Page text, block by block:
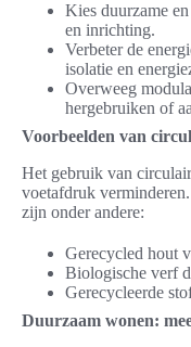
Kies duurzame
en inrichting.
Verbeter de
isolatie en
Overweeg
hergebruiken of
Voorbeelden van
Het gebruik van
voetafdruk
zijn onder andere:
Gerecycled hout
Biologische verf
Gerecycleerde
Duurzaam wonen: